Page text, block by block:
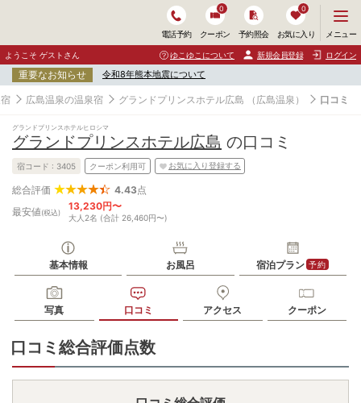
電話予約 クーポン
0
予約照会 お気に入り
0
ニ
ュ
ー
開
く
メニュー
ようこそ ゲストさん ゆこゆこについて 新規会員登録 ログイン
重要なお知らせ 令和8年熊本地震について
広島温泉の温泉宿 グランドプリンスホテル広島 （広島温泉） 口コミ
グランドプリンスホテルヒロシマ
グランドプリンスホテル広島 の口コミ
宿コード : 3405 クーポン利用可 お気に入り登録する
総合評価 4.43点
最安値(税込)
13,230円〜
大人2名 (合計 26,460円〜)
基本情報 お風呂 宿泊プラン 予約
写真 口コミ アクセス クーポン
口コミ総合評価点数